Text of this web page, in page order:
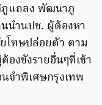
ภูแถลง พัฒนาภู
นำนปช. ผู้ต้องหา
โทษปล่อยตัว ตาม
องขังรายอื่นๆที่เข้า
จำพิเศษกรุงเทพ